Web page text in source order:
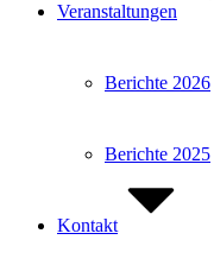
Veranstaltungen
Berichte 2026
Berichte 2025
Kontakt